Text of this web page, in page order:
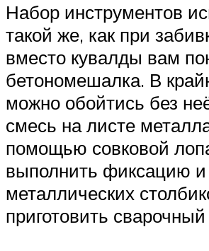
Набор инструментов
такой же, как при
вместо кувалды вам
бетономешалка. В
можно обойтись без
смесь на листе
помощью совковой
выполнить фиксацию и
металлических
приготовить